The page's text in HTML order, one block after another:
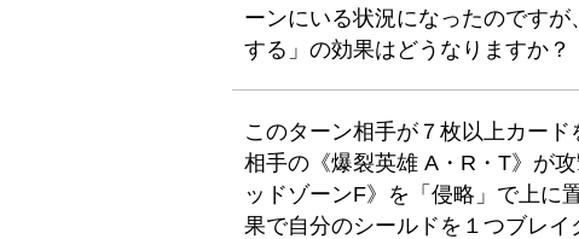
ーンにいる状況になったのです
する」の効果はどうなりますか？
このターン相手が７枚以上カード
相手の《爆裂英雄 A・R・T》が
ッドゾーンF》を「侵略」で上に
果で自分のシールドを１つブレイ